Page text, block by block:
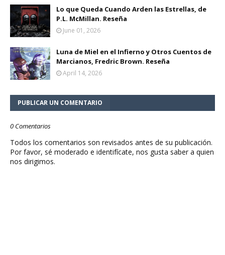
Lo que Queda Cuando Arden las Estrellas, de
P.L. McMillan. Reseña
June 01, 2026
Luna de Miel en el Infierno y Otros Cuentos de
Marcianos, Fredric Brown. Reseña
April 14, 2026
PUBLICAR UN COMENTARIO
0 Comentarios
Todos los comentarios son revisados antes de su publicación.
Por favor, sé moderado e identifícate, nos gusta saber a quien
nos dirigimos.